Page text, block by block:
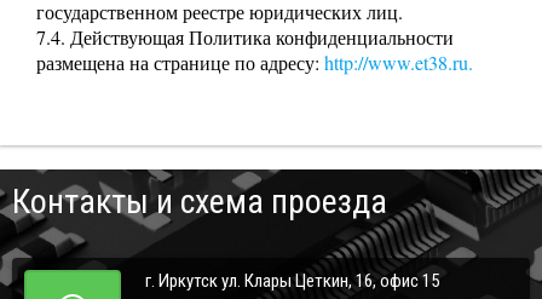
государственном реестре юридических лиц.
7.4. Действующая Политика конфиденциальности
размещена на странице по адресу: http://www.et38.ru.
Контакты и схема проезда
г. Иркутск ул. Клары Цеткин, 16, офис 15